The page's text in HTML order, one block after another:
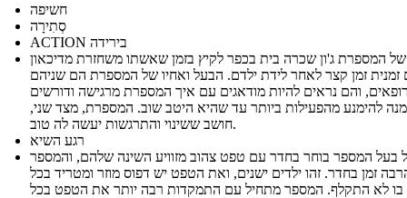
חשיפה
סְתִירָה
ACTION בירידה
המספרת ג'ון שכרה בית בכפר לקיץ בזמן שאשתו משחזרת מדיכאון
זמנית זמן קצר לאחר לידת ילדם. הבעל ואחיו של המספרת הם שניהם
והם נראים להיות מודאגים עם איך המספרת מרגישה ודורשים
להימנע מהפעילות ביותר עד שהיא היטב שוב. המספרת, מצד שני,
חושב ששינוי והתרגשות יעשה לה טוב.
רגע השיא
בעל המספר בוחר בחדר עם טפט צהוב מזוויע השינה שלהם, והמספר
זמן בחדר. זהו ילדים ישנים, ואת הטפט יש דפוס מוזר ומטריד בכל
בו לא התקלף. המספר מתחיל עם התמקדות רבה יותר את הטפט בכל